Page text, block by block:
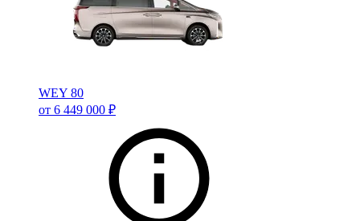
WEY 80
от 6 449 000 ₽